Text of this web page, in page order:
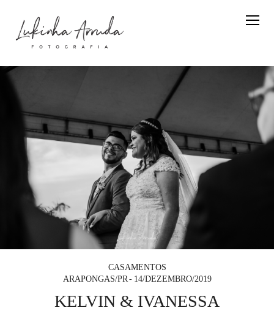
CASAMENTOS
ARAPONGAS/PR
14/DEZEMBRO/2019
KELVIN & IVANESSA